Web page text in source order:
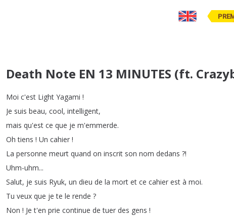
Death Note EN 13 MINUTES (ft.
Moi c'est Light Yagami !
Je suis beau, cool, intelligent,
mais qu'est ce que je m'emmerde.
Oh tiens ! Un cahier !
La personne meurt quand on inscrit son nom dedans ?!
Uhm-uhm...
Salut, je suis Ryuk, un dieu de la mort et ce cahier est à moi.
Tu veux que je te le rende ?
Non ! Je t'en prie continue de tuer des gens !